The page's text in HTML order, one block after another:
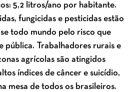
5,2 litros/ano por habitante.
fungicidas e pesticidas estão
todo mundo pelo risco que
pública. Trabalhadores rurais e
agrícolas são atingidos
índices de câncer e suicídio,
mesa de todos os brasileiros.